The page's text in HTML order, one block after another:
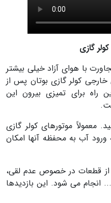
گازی
با هوای آزاد خیلی بیشتر
کولر گازی بوتان پس از
راه برای تمیزی بیرون این
معمولاً موتورهای کولر گازی
ورود آب به محفظه آنها امکان
از قطعات در خصوص عدم لقی،
می شود. این بازدیدها